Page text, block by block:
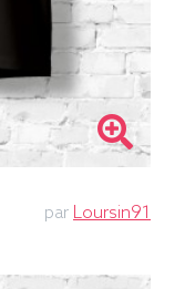
par Loursin91